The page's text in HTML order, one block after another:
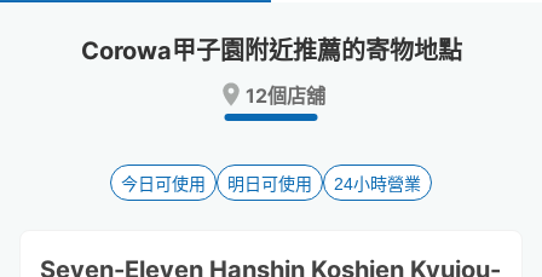
date.
a
date.
key
to
Corowa甲子園附近推薦的寄物地點
12個店舖
今日可使用 明日可使用 24小時營業
Seven-Eleven Hanshin Koshien Kyujou-